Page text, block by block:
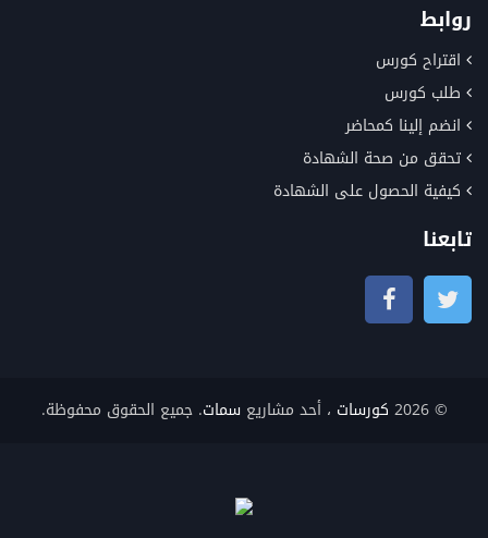
روابط
اقتراح كورس
طلب كورس
انضم إلينا كمحاضر
تحقق من صحة الشهادة
كيفية الحصول على الشهادة
تابعنا
© 2026 كورسات ، أحد مشاريعسمات. جميع الحقوق محفوظة.